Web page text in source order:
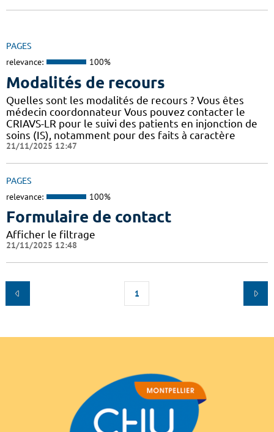
PAGES
relevance: 100%
Modalités de recours
Quelles sont les modalités de recours ? Vous êtes
médecin coordonnateur Vous pouvez contacter le
CRIAVS-LR pour le suivi des patients en injonction de
soins (IS), notamment pour des faits à caractère
21/11/2025 12:47
PAGES
relevance: 100%
Formulaire de contact
Afficher le filtrage
21/11/2025 12:48
1